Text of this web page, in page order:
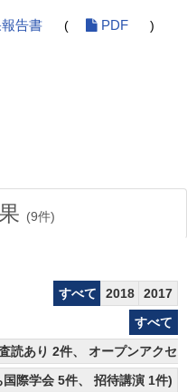
告書 ( PDF )
(9件)
すべて 2018
2017
すべて
読あり 2件、 オープンアクセ
際学会 5件、 招待講演 1件)